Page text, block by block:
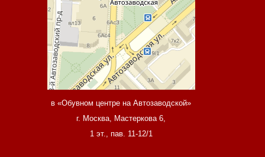
в «Обувном центре на Автозаводской»
г. Москва, Мастеркова 6,
1 эт., пав. 11-12/1